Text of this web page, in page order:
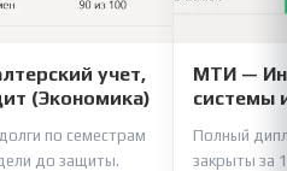
учет,
(Экономика)
по семестрам
до защиты.
МТИ —
системы
Полный
закрыты за